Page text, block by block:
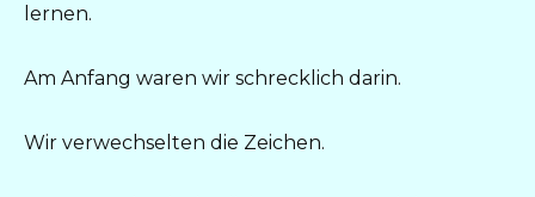
lernen.
Am Anfang waren wir schrecklich darin.
Wir verwechselten die Zeichen.